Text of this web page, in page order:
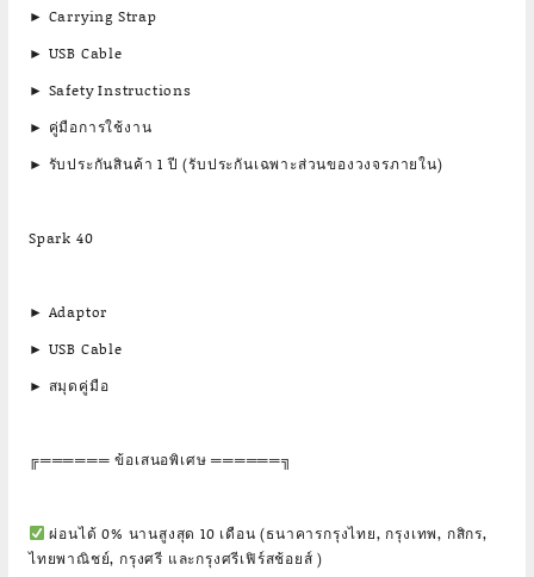
► Carrying Strap
► USB Cable
► Safety Instructions
► คู่มือการใช้งาน
► รับประกันสินค้า 1 ปี (รับประกันเฉพาะส่วนของวงจรภายใน)
Spark 40
► Adaptor
► USB Cable
► สมุดคู่มือ
╔══════ ข้อเสนอพิเศษ ══════╗
ผ่อนได้ 0% นานสูงสุด 10 เดือน (ธนาคารกรุงไทย, กรุงเทพ, กสิกร,
ไทยพาณิชย์, กรุงศรี และกรุงศรีเฟิร์สช้อยส์ )